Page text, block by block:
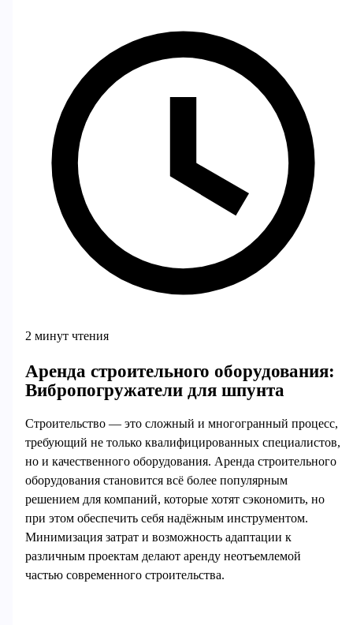
2 минут чтения
Аренда строительного оборудования:
Вибропогружатели для шпунта
Строительство — это сложный и многогранный процесс,
требующий не только квалифицированных специалистов,
но и качественного оборудования. Аренда строительного
оборудования становится всё более популярным
решением для компаний, которые хотят сэкономить, но
при этом обеспечить себя надёжным инструментом.
Минимизация затрат и возможность адаптации к
различным проектам делают аренду неотъемлемой
частью современного строительства.